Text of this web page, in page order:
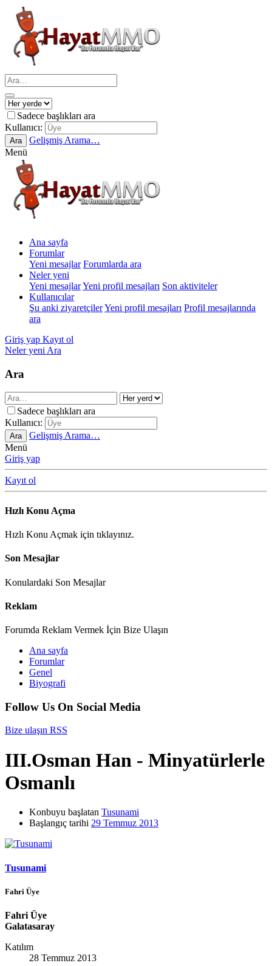
Sadece başlıkları ara
Kullanıcı:
Ara
Gelişmiş Arama…
Menü
Ana sayfa
Forumlar
Yeni mesajlar Forumlarda ara
Neler yeni
Yeni mesajlarYeni profil mesajları Son aktiviteler
Kullanıcılar
Şu anki ziyaretçilerYeni profil mesajları Profil mesajlarında
ara
Giriş yap Kayıt ol
Neler yeni Ara
Ara
Sadece başlıkları ara
Kullanıcı:
Ara
Gelişmiş Arama…
Menü
Giriş yap
Kayıt ol
Hızlı Konu Açma
Hızlı Konu Açmak için tıklayınız.
Son Mesajlar
Konulardaki Son Mesajlar
Reklam
Forumda Reklam Vermek İçin Bize Ulaşın
Ana sayfa
Forumlar
Genel
Biyografi
Follow Us On Social Media
Bize ulaşın RSS
III.Osman Han - Minyatürlerle
Osmanlı
Konbuyu başlatan Tusunami
Başlangıç tarihi 29 Temmuz 2013
Tusunami
Fahri Üye
Fahri Üye
Galatasaray
Katılım
28 Temmuz 2013